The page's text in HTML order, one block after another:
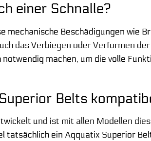
einer Schnalle?
Beschädigungen wie
das Verbiegen oder Verformen
machen, um die volle
Belts
und ist mit allen Modellen
tatsächlich ein Aqquatix Superior